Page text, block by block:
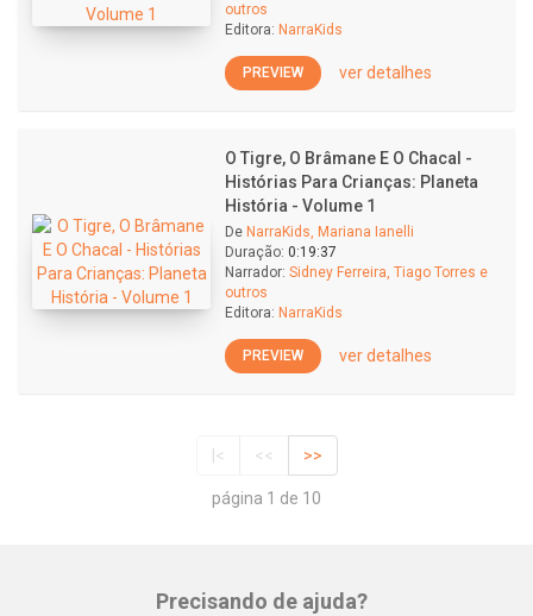
outros
Editora: NarraKids
PREVIEW ver detalhes
O Tigre, O Brâmane E O Chacal -
Histórias Para Crianças: Planeta
História - Volume 1
De NarraKids, Mariana Ianelli
Duração: 0:19:37
Narrador: Sidney Ferreira, Tiago Torres e
outros
Editora: NarraKids
PREVIEW ver detalhes
|< << >>
página 1 de 10
Precisando de ajuda?